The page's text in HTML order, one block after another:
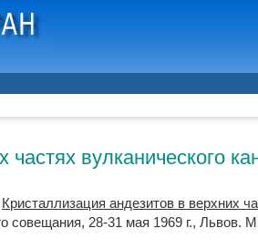
вулканического
Кристаллизация андезитов в верхних
совещания, 28-31 мая 1969 г., Львов.